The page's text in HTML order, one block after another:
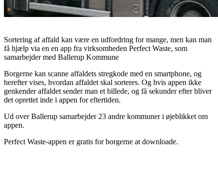
Sortering af affald kan være en udfordring for mange, men kan man
få hjælp via en en app fra virksomheden Perfect Waste, som
samarbejder med Ballerup Kommune
Borgerne kan scanne affaldets stregkode med en smartphone, og
herefter vises, hvordan affaldet skal sorteres. Og hvis appen ikke
genkender affaldet sender man et billede, og få sekunder efter bliver
det oprettet inde i appen for eftertiden.
Ud over Ballerup samarbejder 23 andre kommuner i øjeblikket om
appen.
Perfect Waste-appen er gratis for borgerne at downloade.